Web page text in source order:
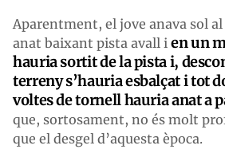
Aparentment, el jove anava sol
anat baixant pista avall i en un
hauria sortit de la pista i,
terreny s’hauria esbalçat i tot
voltes de tornell hauria anat a
que, sortosament, no és molt
que el desgel d’aquesta època.